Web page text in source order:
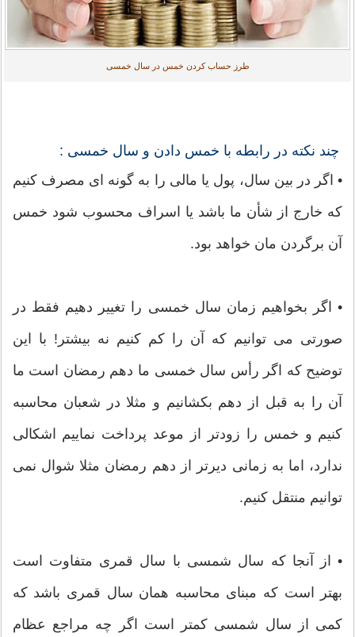
طرز حساب کردن خمس در سال خمسی
چند نکته در رابطه با خمس دادن و سال خمسی :
• اگر در بین سال، پول یا مالی را به گونه ای مصرف کنیم
که خارج از شأن ما باشد یا اسراف محسوب شود خمس
آن برگردن مان خواهد بود.
• اگر بخواهیم زمان سال خمسی را تغییر دهیم فقط در
صورتی می توانیم که آن را کم کنیم نه بیشتر! با این
توضیح که اگر رأس سال خمسی ما دهم رمضان است ما
آن را به قبل از دهم بکشانیم و مثلا در شعبان محاسبه
کنیم و خمس را زودتر از موعد پرداخت نماییم اشکالی
ندارد، اما به زمانی دیرتر از دهم رمضان مثلا شوال نمی
توانیم منتقل کنیم.
• از آنجا که سال شمسی با سال قمری متفاوت است
بهتر است که مبنای محاسبه همان سال قمری باشد که
کمی از سال شمسی کمتر است اگر چه مراجع عظام